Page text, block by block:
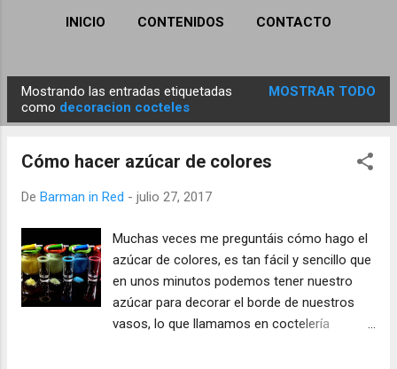
INICIO CONTENIDOS CONTACTO
n
Mostrando las entradas etiquetadas
como decoracion cocteles
MOSTRAR TODO
Cómo hacer azúcar de colores
De Barman in Red - julio 27, 2017
Muchas veces me preguntáis cómo hago el
azúcar de colores, es tan fácil y sencillo que
en unos minutos podemos tener nuestro
azúcar para decorar el borde de nuestros
vasos, lo que llamamos en coctelería